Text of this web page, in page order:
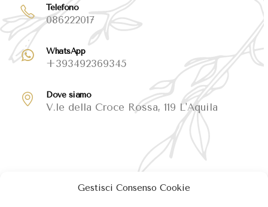
Gestisci Consenso Cookie
Telefono
086222017
WhatsApp
+393492369345
Dove siamo
V.le della Croce Rossa, 119 L'Aquila